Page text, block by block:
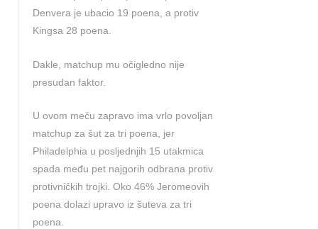
Denvera je ubacio 19 poena, a protiv
Kingsa 28 poena.
Dakle, matchup mu očigledno nije
presudan faktor.
U ovom meču zapravo ima vrlo povoljan
matchup za šut za tri poena, jer
Philadelphia u posljednjih 15 utakmica
spada među pet najgorih odbrana protiv
protivničkih trojki. Oko 46% Jeromeovih
poena dolazi upravo iz šuteva za tri
poena.